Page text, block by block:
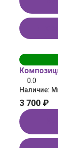
0.0
Наличие:
3 700 ₽